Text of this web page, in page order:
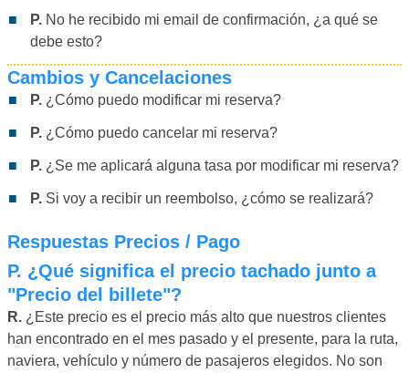
P. No he recibido mi email de confirmación, ¿a qué se
debe esto?
Cambios y Cancelaciones
P. ¿Cómo puedo modificar mi reserva?
P. ¿Cómo puedo cancelar mi reserva?
P. ¿Se me aplicará alguna tasa por modificar mi reserva?
P. Si voy a recibir un reembolso, ¿cómo se realizará?
Respuestas Precios / Pago
P. ¿Qué significa el precio tachado junto a
"Precio del billete"?
R. ¿Este precio es el precio más alto que nuestros clientes
han encontrado en el mes pasado y el presente, para la ruta,
naviera, vehículo y número de pasajeros elegidos. No son